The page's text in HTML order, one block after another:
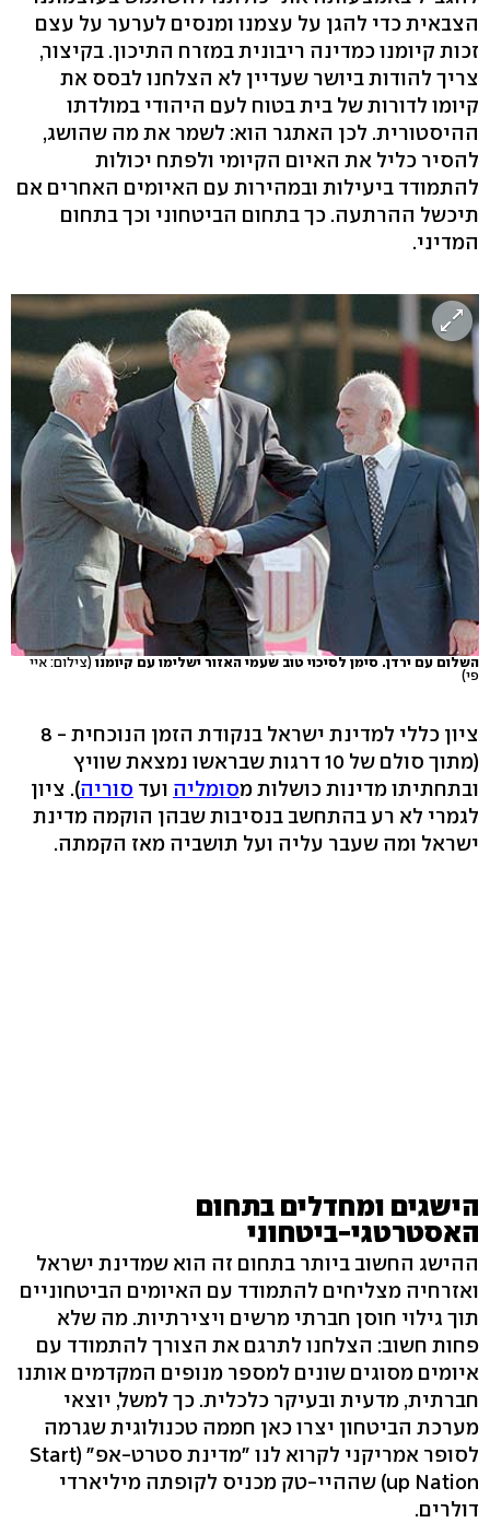
הצבאית כדי להגן על עצמנו ומנסים לערער על עצם
זכות קיומנו כמדינה ריבונית במזרח התיכון. בקיצור,
צריך להודות ביושר שעדיין לא הצלחנו לבסס את
קיומו לדורות של בית בטוח לעם היהודי במולדתו
ההיסטורית. לכן האתגר הוא: לשמר את מה שהושג,
להסיר כליל את האיום הקיומי ולפתח יכולות
להתמודד ביעילות ובמהירות עם האיומים האחרים אם
תיכשל ההרתעה. כך בתחום הביטחוני וכך בתחום
המדיני.
השלום עם ירדן. סימן לסיכוי טוב שעמי האזור ישלימו עם קיומנו (צילום: איי
פי)
ציון כללי למדינת ישראל בנקודת הזמן הנוכחית - 8
(מתוך סולם של 10 דרגות שבראשו נמצאת שוויץ
ובתחתיתו מדינות כושלות מסומליה ועד סוריה). ציון
לגמרי לא רע בהתחשב בנסיבות שבהן הוקמה מדינת
ישראל ומה שעבר עליה ועל תושביה מאז הקמתה.
הישגים ומחדלים בתחום
האסטרטגי-ביטחוני
ההישג החשוב ביותר בתחום זה הוא שמדינת ישראל
ואזרחיה מצליחים להתמודד עם האיומים הביטחוניים
תוך גילוי חוסן חברתי מרשים ויצירתיות. מה שלא
פחות חשוב: הצלחנו לתרגם את הצורך להתמודד עם
איומים מסוגים שונים למספר מנופים המקדמים אותנו
חברתית, מדעית ובעיקר כלכלית. כך למשל, יוצאי
מערכת הביטחון יצרו כאן חממה טכנולוגית שגרמה
לסופר אמריקני לקרוא לנו "מדינת סטרט-אפ" (Start
up Nation) שההיי-טק מכניס לקופתה מיליארדי
דולרים.